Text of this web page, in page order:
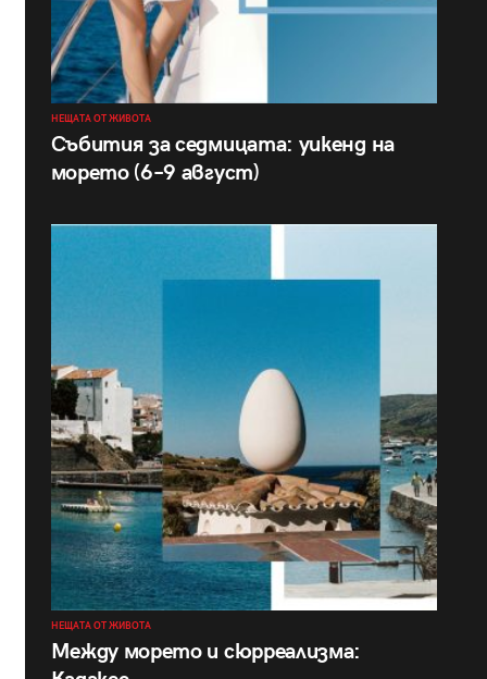
НЕЩАТА ОТ ЖИВОТА
Събития за седмицата: уикенд на
морето (6–9 август)
НЕЩАТА ОТ ЖИВОТА
Между морето и сюрреализма: